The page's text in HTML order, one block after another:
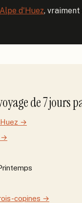
Alpe d'Huez,
de7jours
→
→
copines →